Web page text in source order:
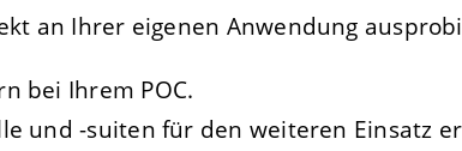
an Ihrer eigenen Anwendung
bei Ihrem POC.
und -suiten für den weiteren Einsatz